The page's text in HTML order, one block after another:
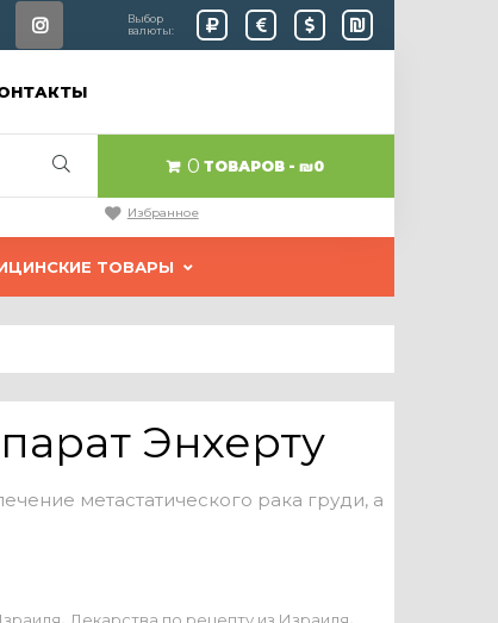
Выбор
валюты:
0 ТОВАРОВ ₪0
Избранное
ТОВАРЫ
Энхерту
метастатического рака груди, а
, Лекарства по рецепту из Израиля,